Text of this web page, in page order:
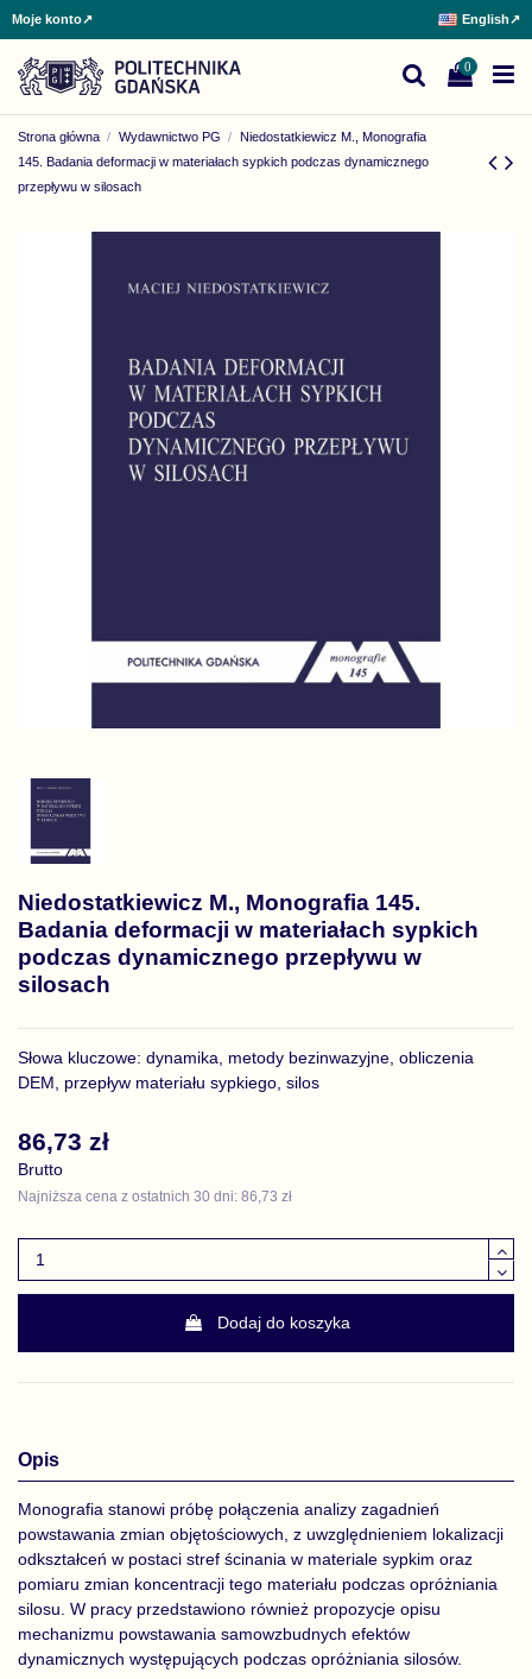
Moje konto↗ English↗
0
Strona główna Wydawnictwo PG
Niedostatkiewicz M., Monografia
145. Badania deformacji w materiałach sypkich podczas dynamicznego
przepływu w silosach
Niedostatkiewicz M., Monografia 145.
Badania deformacji w materiałach sypkich
podczas dynamicznego przepływu w
silosach
Słowa kluczowe: dynamika, metody bezinwazyjne, obliczenia
DEM, przepływ materiału sypkiego, silos
86,73 zł
Brutto
Najniższa cena z ostatnich 30 dni: 86,73 zł
Dodaj do koszyka
Opis
Monografia stanowi próbę połączenia analizy zagadnień
powstawania zmian objętościowych, z uwzględnieniem lokalizacji
odkształceń w postaci stref ścinania w materiale sypkim oraz
pomiaru zmian koncentracji tego materiału podczas opróżniania
silosu. W pracy przedstawiono również propozycje opisu
mechanizmu powstawania samowzbudnych efektów
dynamicznych występujących podczas opróżniania silosów.